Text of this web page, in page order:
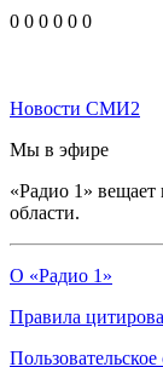
0 0 0 0 0 0
Новости СМИ2
Мы в эфире
«Радио 1» вещает
области.
О «Радио 1»
Правила